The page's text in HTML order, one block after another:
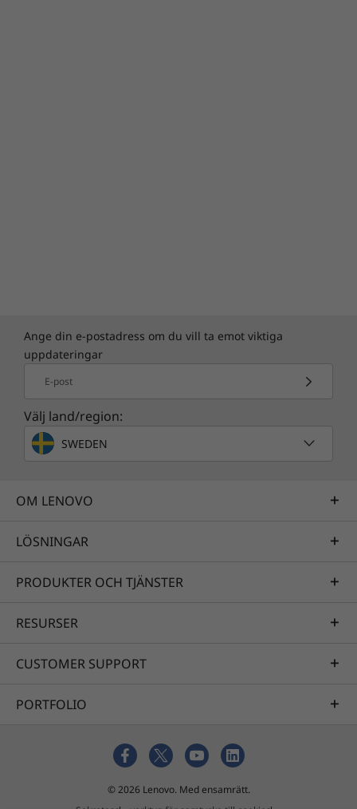
Ange din e-postadress om du vill ta emot viktiga
uppdateringar
E-post
Välj land/region:
SWEDEN
OM LENOVO
LÖSNINGAR
PRODUKTER OCH TJÄNSTER
RESURSER
CUSTOMER SUPPORT
PORTFOLIO
© 2026 Lenovo. Med ensamrätt.